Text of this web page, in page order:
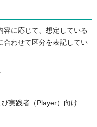
に応じて、想定している
合わせて区分を表記してい
実践者（Player）向け